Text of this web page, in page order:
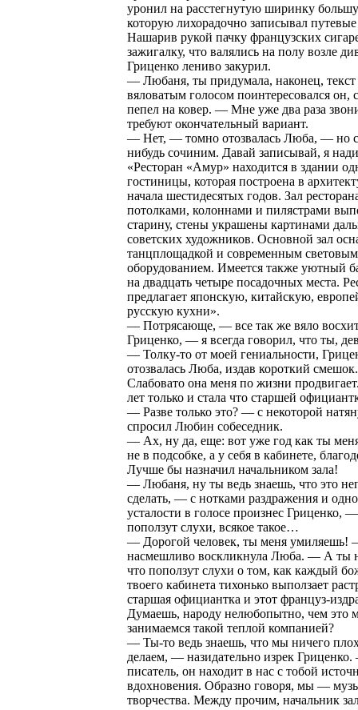
уронил на расстегнутую ширинку
которую лихорадочно записывал
Нашарив рукой пачку французских
зажигалку, что валялись на полу возле
Гриценко лениво закурил.
— Любаня, ты придумала, наконец,
вяловатым голосом поинтересовался он,
пепел на ковер. — Мне уже два раза
требуют окончательный вариант.
— Нет, — томно отозвалась Люба, — но
нибудь сочиним. Давай записывай, я
«Ресторан «Амур» находится в здании
гостиницы, которая построена в
начала шестидесятых годов. Зал
потолками, колоннами и пилястрами
старину, стены украшены картинами
советских художников. Основной зал
танцплощадкой и современным световым
оборудованием. Имеется также уютный
на двадцать четыре посадочных места.
предлагает японскую, китайскую,
русскую кухни».
— Потрясающе, — все так же вяло
Гриценко, — я всегда говорил, что ты,
— Толку-то от моей гениальности,
отозвалась Люба, издав короткий
Слабовато она меня по жизни
лет только и стала что старшей
— Разве только это? — с некоторой
спросил Любин собеседник.
— Ах, ну да, еще: вот уже год как ты
не в подсобке, а у себя в кабинете,
Лучше бы назначил начальником зала!
— Любаня, ну ты ведь знаешь, что это
сделать, — с нотками раздражения и
усталости в голосе произнес Гриценко,
поползут слухи, всякое такое…
— Дорогой человек, ты меня умиляешь!
насмешливо воскликнула Люба. — А ты
что поползут слухи о том, как каждый
твоего кабинета тихонько выползает
старшая официантка и этот француз-
Думаешь, народу нелюбопытно, чем это
занимаемся такой теплой компанией?
— Ты-то ведь знаешь, что мы ничего
делаем, — назидательно изрек
писатель, он находит в нас с тобой
вдохновения. Образно говоря, мы —
творчества. Между прочим, начальник